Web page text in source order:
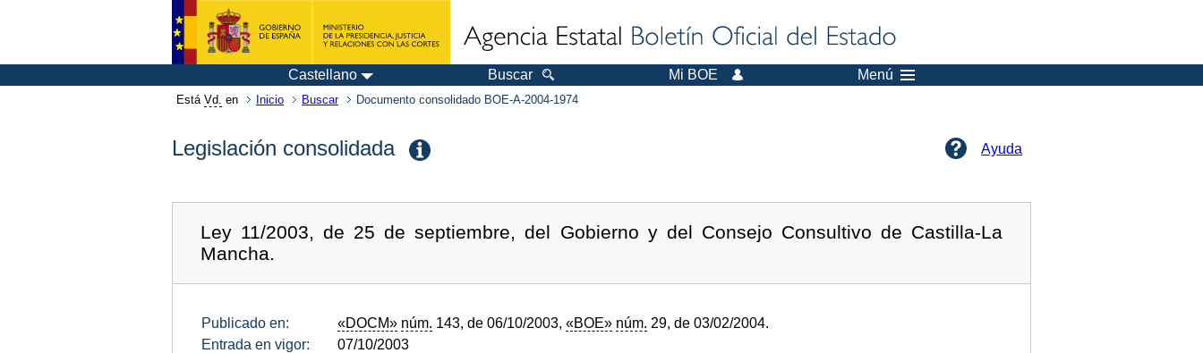
Castellano Buscar Mi BOE Menú
Está Vd. en Inicio Buscar Documento consolidado BOE-A-2004-1974
Legislación consolidada Ayuda
Ley 11/2003, de 25 de septiembre, del Gobierno y del Consejo Consultivo de Castilla-La
Mancha.
Publicado en: «DOCM» núm. 143, de 06/10/2003, «BOE» núm. 29, de 03/02/2004.
Entrada en vigor:
07/10/2003